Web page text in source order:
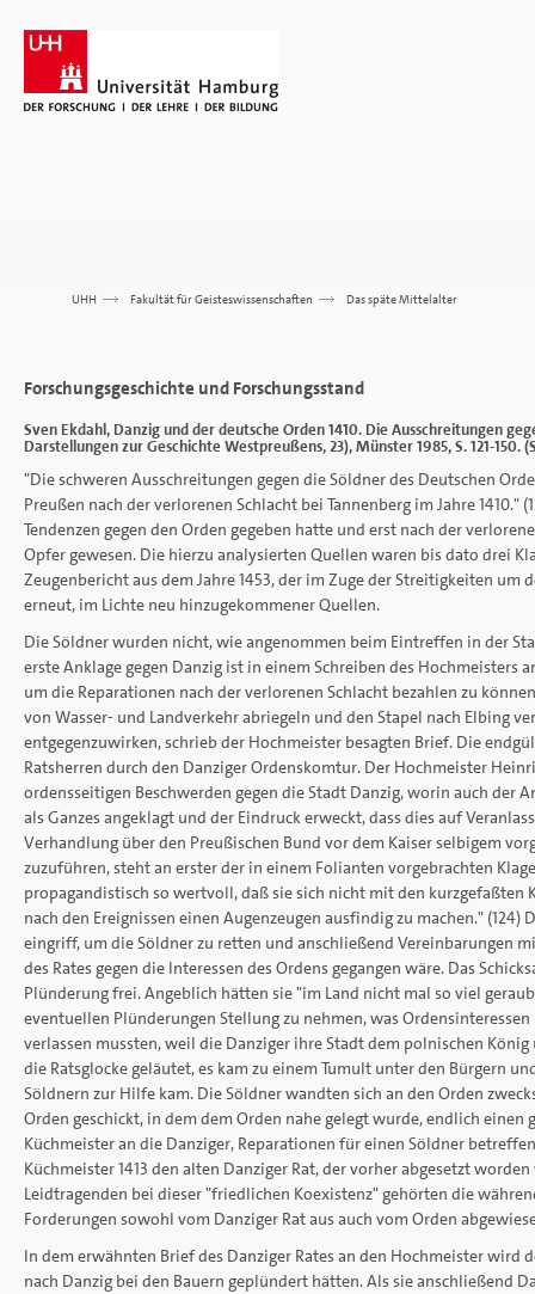
UHH >>> Fakultät für Geisteswissenschaften >>> Das späte Mittelalter
Forschungsgeschichte und Forschungsstand
Sven Ekdahl, Danzig und der deutsche Orden 1410. Die Ausschreitungen
Darstellungen zur Geschichte Westpreußens, 23), Münster 1985, S. 121-150.
"Die schweren Ausschreitungen gegen die Söldner des Deutschen
Preußen nach der verlorenen Schlacht bei Tannenberg im Jahre 1410."
Tendenzen gegen den Orden gegeben hatte und erst nach der
Opfer gewesen. Die hierzu analysierten Quellen waren bis dato drei
Zeugenbericht aus dem Jahre 1453, der im Zuge der Streitigkeiten
erneut, im Lichte neu hinzugekommener Quellen.
Die Söldner wurden nicht, wie angenommen beim Eintreffen in der
erste Anklage gegen Danzig ist in einem Schreiben des Hochmeisters
um die Reparationen nach der verlorenen Schlacht bezahlen zu
von Wasser- und Landverkehr abriegeln und den Stapel nach Elbing
entgegenzuwirken, schrieb der Hochmeister besagten Brief. Die
Ratsherren durch den Danziger Ordenskomtur. Der Hochmeister
ordensseitigen Beschwerden gegen die Stadt Danzig, worin auch
als Ganzes angeklagt und der Eindruck erweckt, dass dies auf
Verhandlung über den Preußischen Bund vor dem Kaiser selbigem
zuzuführen, steht an erster der in einem Folianten vorgebrachten
propagandistisch so wertvoll, daß sie sich nicht mit den kurzgefaßten
nach den Ereignissen einen Augenzeugen ausfindig zu machen."
eingriff, um die Söldner zu retten und anschließend Vereinbarungen
des Rates gegen die Interessen des Ordens gegangen wäre. Das
Plünderung frei. Angeblich hätten sie "im Land nicht mal so viel
eventuellen Plünderungen Stellung zu nehmen, was
verlassen mussten, weil die Danziger ihre Stadt dem polnischen
die Ratsglocke geläutet, es kam zu einem Tumult unter den Bürgern
Söldnern zur Hilfe kam. Die Söldner wandten sich an den Orden
Orden geschickt, in dem dem Orden nahe gelegt wurde, endlich
Küchmeister an die Danziger, Reparationen für einen Söldner
Küchmeister 1413 den alten Danziger Rat, der vorher abgesetzt
Leidtragenden bei dieser "friedlichen Koexistenz" gehörten die
Forderungen sowohl vom Danziger Rat aus auch vom Orden
In dem erwähnten Brief des Danziger Rates an den Hochmeister wird
nach Danzig bei den Bauern geplündert hätten. Als sie anschließend